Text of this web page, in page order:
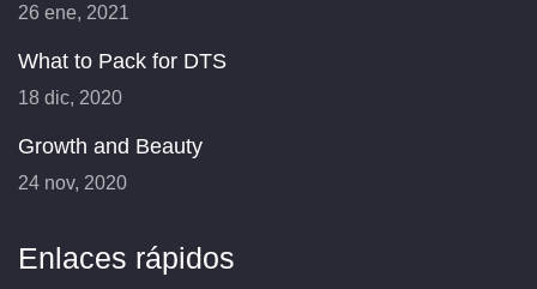
26 ene, 2021
What to Pack for DTS
18 dic, 2020
Growth and Beauty
24 nov, 2020
Enlaces rápidos